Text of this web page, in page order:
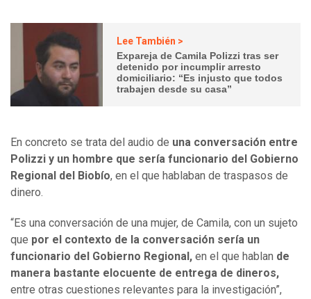
Lee También >
Expareja de Camila Polizzi tras ser
detenido por incumplir arresto
domiciliario: “Es injusto que todos
trabajen desde su casa”
En concreto se trata del audio de una conversación entre
Polizzi y un hombre que sería funcionario del Gobierno
Regional del Biobío, en el que hablaban de traspasos de
dinero.
“Es una conversación de una mujer, de Camila, con un sujeto
que por el contexto de la conversación sería un
funcionario del Gobierno Regional, en el que hablan de
manera bastante elocuente de entrega de dineros,
entre otras cuestiones relevantes para la investigación”,